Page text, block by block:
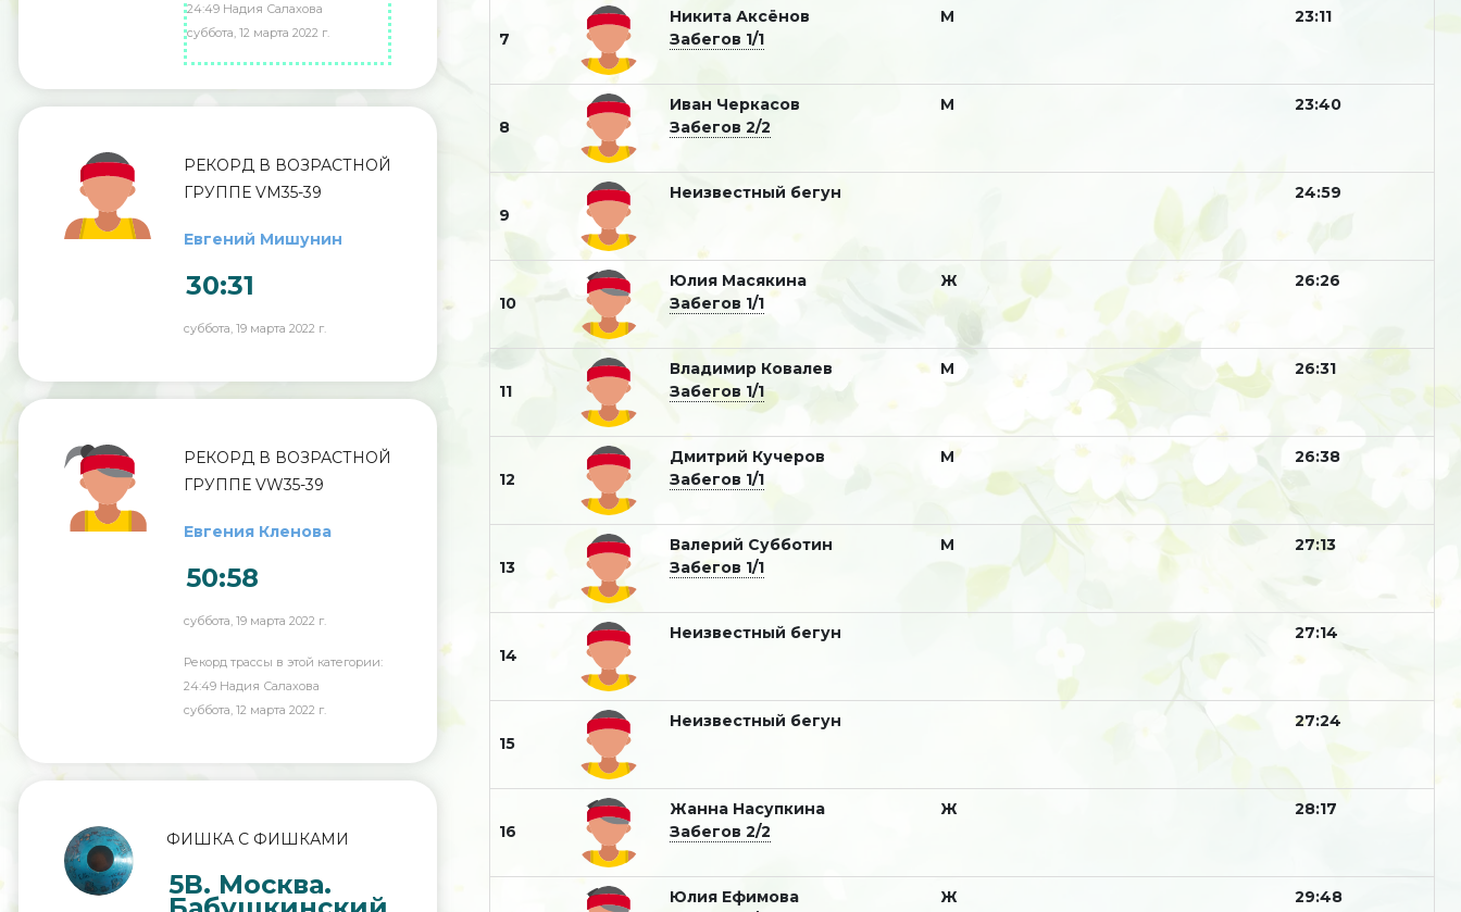
24:49 Надия Салахова
суббота, 12 марта 2022 г.
РЕКОРД В ВОЗРАСТНОЙ
ГРУППЕ VM35-39
Евгений Мишунин
30:31
суббота, 19 марта 2022 г.
РЕКОРД В ВОЗРАСТНОЙ
ГРУППЕ VW35-39
Евгения Кленова
50:58
суббота, 19 марта 2022 г.
Рекорд трассы в этой категории:
24:49 Надия Салахова
суббота, 12 марта 2022 г.
ФИШКА С ФИШКАМИ
5В. Москва.
7
Никита Аксёнов
Забегов 1/1
М 23:11
8
Иван Черкасов
Забегов 2/2
М 23:40
9
Неизвестный бегун 24:59
10
Юлия Масякина
Забегов 1/1
Ж 26:26
11
Владимир Ковалев
Забегов 1/1
М 26:31
12
Дмитрий Кучеров
Забегов 1/1
М 26:38
13
Валерий Субботин
Забегов 1/1
М 27:13
14
Неизвестный бегун 27:14
15
Неизвестный бегун 27:24
16
Жанна Насупкина
Забегов 2/2
Ж 28:17
Юлия Ефимова
Ж 29:48